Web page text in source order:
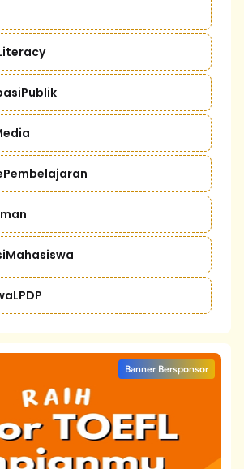
Banner Bersponsor